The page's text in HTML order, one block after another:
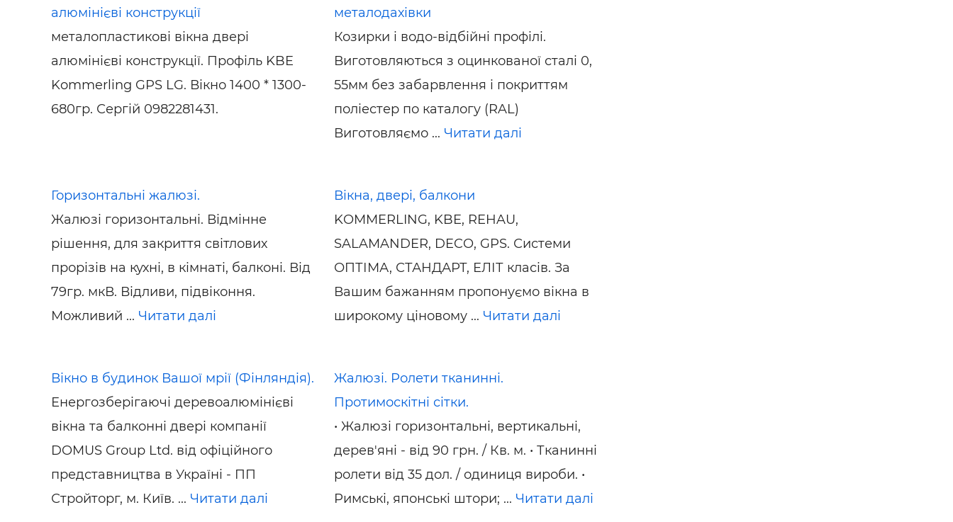
алюмінієві конструкції
металопластикові вікна двері
алюмінієві конструкції. Профіль KBE
Kommerling GPS LG. Вікно 1400 * 1300-
680гр. Сергій 0982281431.
металодахівки
Козирки і водо-відбійні профілі.
Виготовляються з оцинкованої сталі 0,
55мм без забарвлення і покриттям
поліестер по каталогу (RAL)
Виготовляємо ... Читати далі
Горизонтальні жалюзі.
Жалюзі горизонтальні. Відмінне
рішення, для закриття світлових
прорізів на кухні, в кімнаті, балконі. Від
79гр. мкВ. Відливи, підвіконня.
Можливий ... Читати далі
Вікна, двері, балкони
KOMMERLING, KBE, REHAU,
SALAMANDER, DECO, GPS. Системи
ОПТІМА, СТАНДАРТ, ЕЛІТ класів. За
Вашим бажанням пропонуємо вікна в
широкому ціновому ... Читати далі
Вікно в будинок Вашої мрії (Фінляндія).
Енергозберігаючі деревоалюмінієві
вікна та балконні двері компанії
DOMUS Group Ltd. від офіційного
представництва в Україні - ПП
Стройторг, м. Київ. ... Читати далі
Жалюзі. Ролети тканинні.
Протимоскітні сітки.
• Жалюзі горизонтальні, вертикальні,
дерев'яні - від 90 грн. / Кв. м. • Тканинні
ролети від 35 дол. / одиниця вироби. •
Римські, японські штори; ... Читати далі